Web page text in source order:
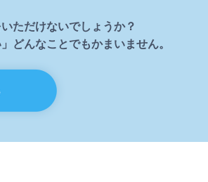
ただけないでしょうか？
どんなことでもかまいません。